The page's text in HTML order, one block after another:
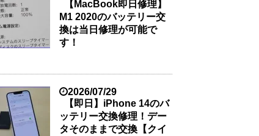
【MacBook即日修理】
M1 2020のバッテリー交
換は当日修理が可能で
す！
2026/07/29
【即日】iPhone 14のバ
ッテリー交換修理！デー
タそのままで交換【クイ